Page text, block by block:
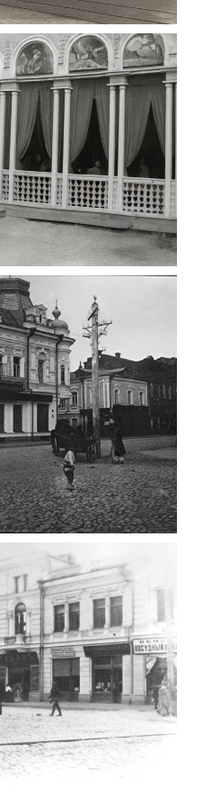
Фото Житомира період
до 1917 року
Leave a comment
ЖИТОМИР 1947
Фото Житомир (1945-
1960)
Leave a comment
ВУЛ.
Фото Житомира період
до 1917 року
Leave a comment
1903 РОКУ